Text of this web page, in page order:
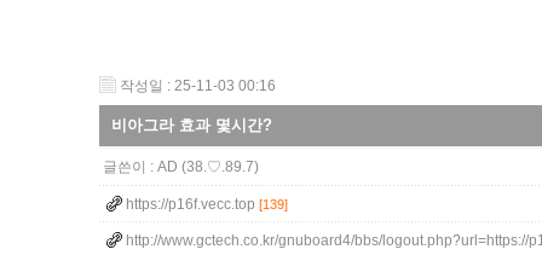
작성일 : 25-11-03 00:16
비아그라 효과 몇시간?
글쓴이 : AD (38.♡.89.7)
https://p16f.vecc.top [139]
http://www.gctech.co.kr/gnuboard4/bbs/logout.php?url=https://